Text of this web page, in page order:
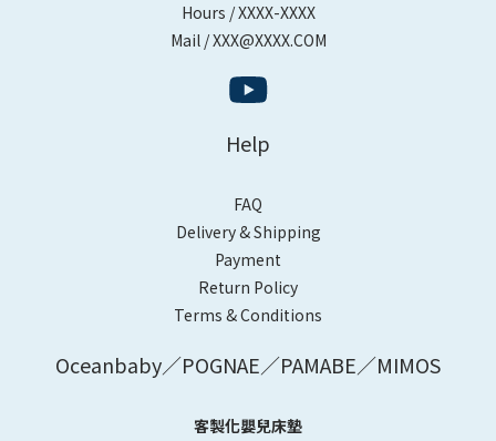
Hours / XXXX-XXXX
Mail / XXX@XXXX.COM
Help
FAQ
Delivery & Shipping
Payment
Return Policy
Terms & Conditions
Oceanbaby／POGNAE／PAMABE／MIMOS
客製化嬰兒床墊